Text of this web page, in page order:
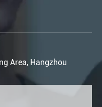
Area, Hangzhou